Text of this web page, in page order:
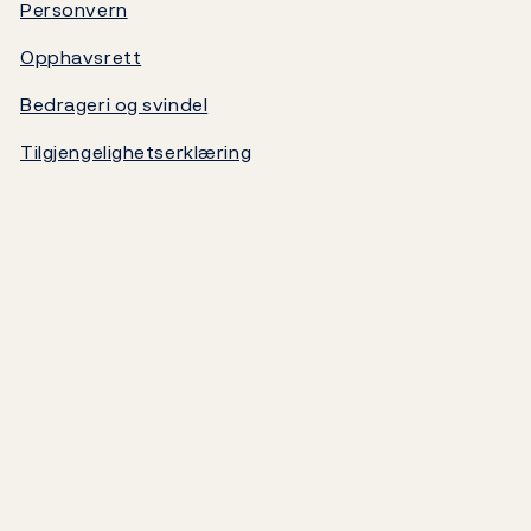
Norges Banks oppgjørssystem
Om Norges Bank
Personvern
Opphavsrett
Bedrageri og svindel
Tilgjengelighetserklæring